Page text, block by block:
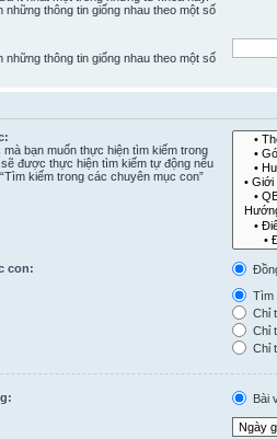
những thông tin giống nhau theo một số
những thông tin giống nhau theo một số
bạn muốn thực hiện tìm kiếm trong
được thực hiện tìm kiếm tự động nếu
kiếm trong các chuyên mục con”
con:
Tìm
Chỉ
Chỉ
Chỉ
Bài